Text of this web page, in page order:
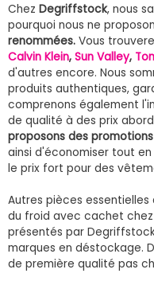
Chez Degriffstock, nous
pourquoi nous ne
renommées. Vous
Calvin Klein, Sun Valley,
d'autres encore. Nous
produits authentiques,
comprenons également
de qualité à des prix
proposons des
ainsi d'économiser tout
le prix fort pour des
Autres pièces
du froid avec cachet
présentés par
marques en déstockage.
de première qualité pas